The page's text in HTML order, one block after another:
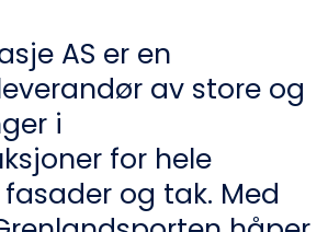
AS er en
av store og
i
for hele
og tak. Med